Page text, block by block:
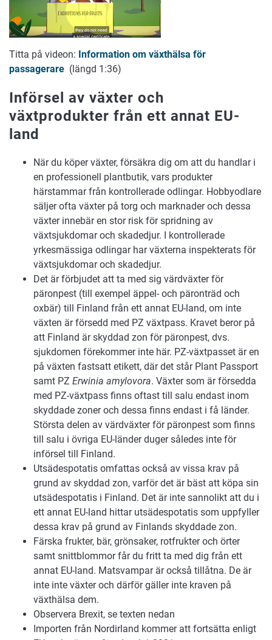
Titta på videon: Information om växthälsa för
passagerare (längd 1:36)
Införsel av växter och
växtprodukter från ett annat EU-
land
När du köper växter, försäkra dig om att du handlar i
en professionell plantbutik, vars produkter
härstammar från kontrollerade odlingar. Hobbyodlare
säljer ofta växter på torg och marknader och dessa
växter innebär en stor risk för spridning av
växtsjukdomar och skadedjur. I kontrollerade
yrkesmässiga odlingar har växterna inspekterats för
växtsjukdomar och skadedjur.
Det är förbjudet att ta med sig värdväxter för
päronpest (till exempel äppel- och päronträd och
oxbär) till Finland från ett annat EU-land, om inte
växten är försedd med PZ växtpass. Kravet beror på
att Finland är skyddad zon för päronpest, dvs.
sjukdomen förekommer inte här. PZ-växtpasset är en
på växten fastsatt etikett, där det står Plant Passport
samt PZ Erwinia amylovora. Växter som är försedda
med PZ-växtpass finns oftast till salu endast inom
skyddade zoner och dessa finns endast i få länder.
Största delen av värdväxter för päronpest som finns
till salu i övriga EU-länder duger således inte för
införsel till Finland.
Utsädespotatis omfattas också av vissa krav på
grund av skyddad zon, varför det är bäst att köpa sin
utsädespotatis i Finland. Det är inte sannolikt att du i
ett annat EU-land hittar utsädespotatis som uppfyller
dessa krav på grund av Finlands skyddade zon.
Färska frukter, bär, grönsaker, rotfrukter och örter
samt snittblommor får du fritt ta med dig från ett
annat EU-land. Matsvampar är också tillåtna. De är
inte inte växter och därför gäller inte kraven på
växthälsa dem.
Observera Brexit, se texten nedan
Importen från Nordirland kommer att fortsätta enligt